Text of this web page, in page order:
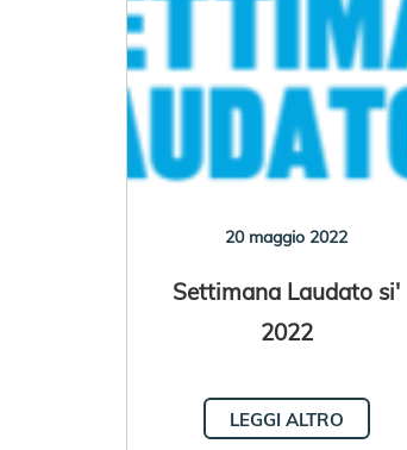
20 maggio 2022
Settimana Laudato si'
2022
LEGGI ALTRO